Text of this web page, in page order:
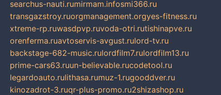
searchus-nauti.rumirmam.infosmi366.ru
transgazstroy.ruorgmanagement.orgyes-fitness.ru
xtreme-rp.ruwasdpvp.ruvoda-otri.rutishinapve.ru
orenferma.ruavtoservis-avgust.rulord-tv.ru
backstage-682-music.rulordfilm7.rulordfilm13.ru
prime-cars63.ruun-believable.rucodetool.ru
legardoauto.rulithasa.rumuz-1.rugooddver.ru
kinozadrot-3.ruqr-plus-promo.ru2shizashop.ru